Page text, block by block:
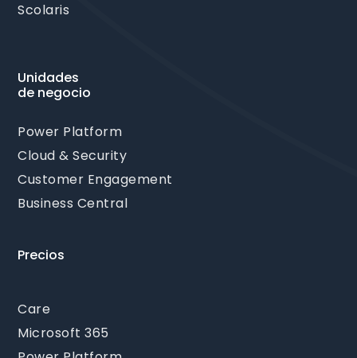
Scolaris
Unidades
de negocio
Power Platform
Cloud & Security
Customer Engagement
Business Central
Precios
Care
Microsoft 365